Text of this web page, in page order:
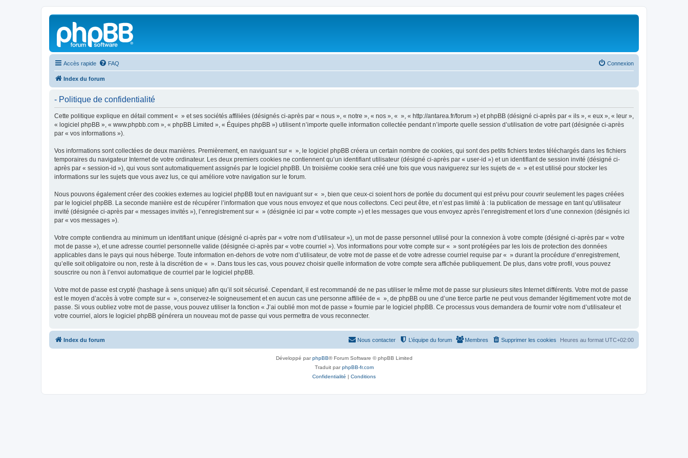
Accès rapide FAQ Connexion
Index du forum
- Politique de confidentialité
Cette politique explique en détail comment « » et ses sociétés affiliées (désignés ci-après par « nous », « notre », « nos », « », « http://antarea.fr/forum ») et phpBB (désigné ci-après par « ils », « eux », « leur »,
« logiciel phpBB », « www.phpbb.com », « phpBB Limited », « Équipes phpBB ») utilisent n’importe quelle information collectée pendant n’importe quelle session d’utilisation de votre part (désignée ci-après
par « vos informations »).
Vos informations sont collectées de deux manières. Premièrement, en naviguant sur « », le logiciel phpBB créera un certain nombre de cookies, qui sont des petits fichiers textes téléchargés dans les fichiers
temporaires du navigateur Internet de votre ordinateur. Les deux premiers cookies ne contiennent qu’un identifiant utilisateur (désigné ci-après par « user-id ») et un identifiant de session invité (désigné ci-
après par « session-id »), qui vous sont automatiquement assignés par le logiciel phpBB. Un troisième cookie sera créé une fois que vous naviguerez sur les sujets de « » et est utilisé pour stocker les
informations sur les sujets que vous avez lus, ce qui améliore votre navigation sur le forum.
Nous pouvons également créer des cookies externes au logiciel phpBB tout en naviguant sur « », bien que ceux-ci soient hors de portée du document qui est prévu pour couvrir seulement les pages créées
par le logiciel phpBB. La seconde manière est de récupérer l’information que vous nous envoyez et que nous collectons. Ceci peut être, et n’est pas limité à : la publication de message en tant qu’utilisateur
invité (désignée ci-après par « messages invités »), l’enregistrement sur « » (désignée ici par « votre compte ») et les messages que vous envoyez après l’enregistrement et lors d’une connexion (désignés ici
par « vos messages »).
Votre compte contiendra au minimum un identifiant unique (désigné ci-après par « votre nom d’utilisateur »), un mot de passe personnel utilisé pour la connexion à votre compte (désigné ci-après par « votre
mot de passe »), et une adresse courriel personnelle valide (désignée ci-après par « votre courriel »). Vos informations pour votre compte sur « » sont protégées par les lois de protection des données
applicables dans le pays qui nous héberge. Toute information en-dehors de votre nom d’utilisateur, de votre mot de passe et de votre adresse courriel requise par « » durant la procédure d’enregistrement,
qu’elle soit obligatoire ou non, reste à la discrétion de « ». Dans tous les cas, vous pouvez choisir quelle information de votre compte sera affichée publiquement. De plus, dans votre profil, vous pouvez
souscrire ou non à l’envoi automatique de courriel par le logiciel phpBB.
Votre mot de passe est crypté (hashage à sens unique) afin qu’il soit sécurisé. Cependant, il est recommandé de ne pas utiliser le même mot de passe sur plusieurs sites Internet différents. Votre mot de passe
est le moyen d’accès à votre compte sur « », conservez-le soigneusement et en aucun cas une personne affiliée de « », de phpBB ou une d’une tierce partie ne peut vous demander légitimement votre mot de
passe. Si vous oubliez votre mot de passe, vous pouvez utiliser la fonction « J’ai oublié mon mot de passe » fournie par le logiciel phpBB. Ce processus vous demandera de fournir votre nom d’utilisateur et
votre courriel, alors le logiciel phpBB générera un nouveau mot de passe qui vous permettra de vous reconnecter.
Index du forum Heures au format UTC+02:00
Supprimer les cookies
Membres
L’équipe du forum
Nous contacter
Développé parphpBB® Forum Software © phpBB Limited
Traduit parphpBB-fr.com
Confidentialité | Conditions